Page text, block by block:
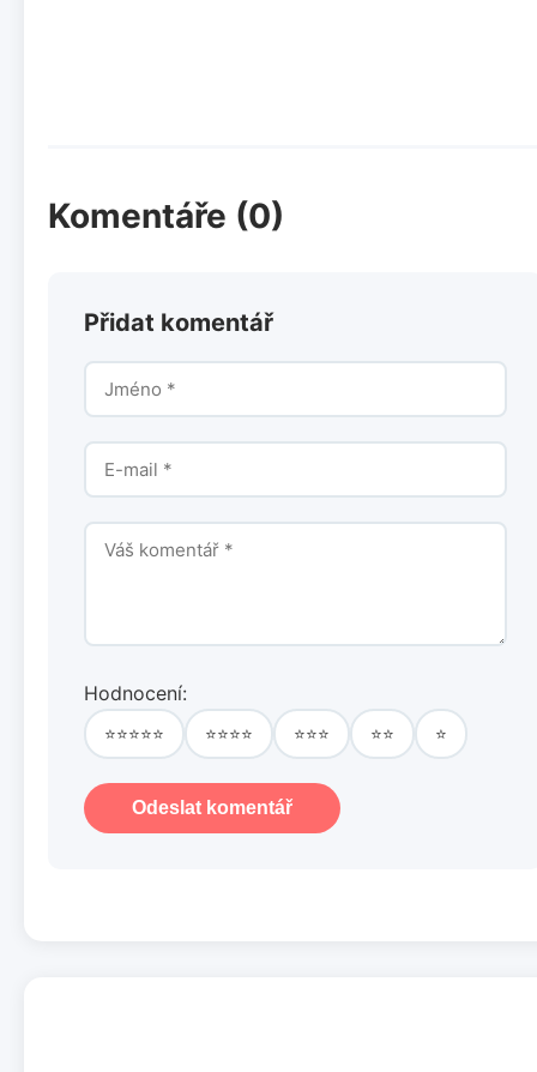
Komentáře (0)
Přidat komentář
Hodnocení:
⭐⭐⭐⭐⭐ ⭐⭐⭐⭐ ⭐⭐⭐ ⭐⭐ ⭐
Odeslat komentář